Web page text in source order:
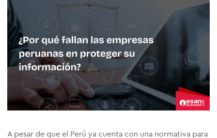
A pesar de que el Perú ya cuenta con una normativa para